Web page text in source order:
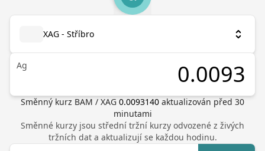
XAG - Stříbro
Ag
Směnný kurz BAM / XAG 0.0093140 aktualizován před 30
minutami
Směnné kurzy jsou střední tržní kurzy odvozené z živých
tržních dat a aktualizují se každou hodinu.